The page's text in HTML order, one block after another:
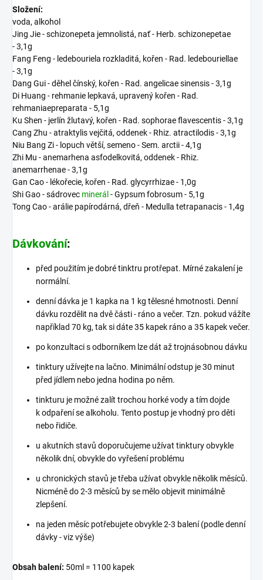
Složení:
voda, alkohol
Jing Jie - schizonepeta jemnolistá, nať - Herb. schizonepetae
- 3,1g
Fang Feng - ledebouriela rozkladitá, kořen - Rad. ledebouriellae
- 3,1g
Dang Gui - děhel čínský, kořen - Rad. angelicae sinensis - 3,1g
Di Huang - rehmanie lepkavá, upravený kořen - Rad.
rehmaniaepreparata - 5,1g
Ku Shen - jerlín žlutavý, kořen - Rad. sophorae flavescentis - 3,1g
Cang Zhu - atraktylis vejčitá, oddenek - Rhiz. atractilodis - 3,1g
Niu Bang Zi - lopuch větší, semeno - Sem. arctii - 4,1g
Zhi Mu - anemarhena asfodelkovitá, oddenek - Rhiz.
anemarrhenae - 3,1g
Gan Cao - lékořecie, kořen - Rad. glycyrrhizae - 1,0g
Shi Gao - sádrovec minerál - Gypsum fobrosum - 5,1g
Tong Cao - arálie papírodárná, dřeň - Medulla tetrapanacis - 1,4g
Dávkování:
před použitím je dobré tinktru protřepat. Mírné zakalení je
normální.
denní dávka je 1 kapka na 1 kg tělesné hmotnosti. Denní
dávku rozdělit na dvě části - ráno a večer. Tzn. pokud vážíte
například 70 kg, tak si dáte 35 kapek ráno a 35 kapek večer.
po konzultaci s odborníkem lze dát až trojnásobnou dávku
tinktury užívejte na lačno. Minimální odstup je 30 minut
před jídlem nebo jedna hodina po něm.
tinkturu je možné zalít trochou horké vody a tím dojde
k odpaření se alkoholu. Tento postup je vhodný pro děti
nebo řidiče.
u akutních stavů doporučujeme užívat tinktury obvykle
několik dní, obvykle do vyřešení problému
u chronických stavů je třeba užívat obvykle několik měsíců.
Nicméně do 2-3 měsíců by se mělo objevit minimálně
zlepšení.
na jeden měsíc potřebujete obvykle 2-3 balení (podle denní
dávky - viz výše)
Obsah balení: 50ml = 1100 kapek